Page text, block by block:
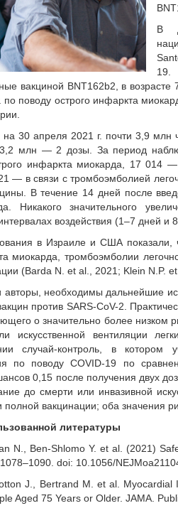
В
19.
вакциной BNT162b2, в
по поводу острого инфаркта
30 апреля 2021 г. почти 3,9 млн
млн — 2 дозы. За период
инфаркта миокарда, 17 014
— в связи с тромбоэмболией
В течение 14 дней после
Никакого значительного
воздействия (1–7 дней и
в Израиле и США показали,
миокарда, тромбоэмболии
(Barda N. et al., 2021; Klein N.P.
авторы, необходимы дальнейшие
против SARS-CoV-2.
о значительно более низком
искусственной вентиляции
случай-контроль, в котором
по поводу COVID-19 по
0,15 после получения двух
до смерти или инвазивной
полной вакцинации; оба значения
литературы
N., Ben-Shlomo Y. et al. (2021)
doi: 10.1056/
J., Bertrand M. et al. Myocardial
Aged 75 Years or Older. JAMA.